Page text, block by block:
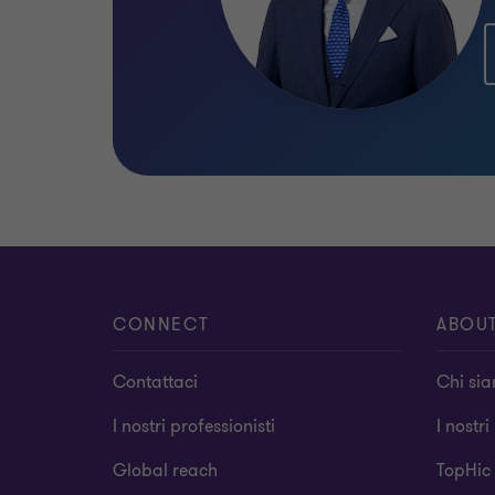
CONNECT
Contattaci
I nostri professionisti
Global reach
Chi
I
TopHic